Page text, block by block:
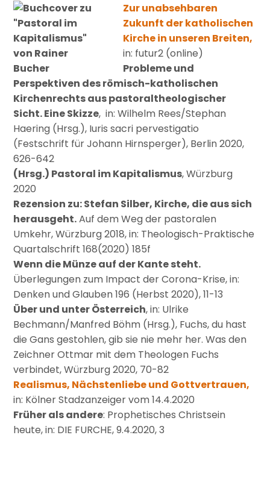
Zur unabsehbaren
Zukunft der katholischen
Kirche in unseren Breiten,
in: futur2 (online)
Probleme und
Perspektiven des römisch-katholischen
Kirchenrechts aus pastoraltheologischer
Sicht. Eine Skizze, in: Wilhelm Rees/Stephan
Haering (Hrsg.), Iuris sacri pervestigatio
(Festschrift für Johann Hirnsperger), Berlin 2020,
626-642
(Hrsg.) Pastoral im Kapitalismus, Würzburg
2020
Rezension zu: Stefan Silber, Kirche, die aus sich
herausgeht.Auf dem Weg der pastoralen
Umkehr, Würzburg 2018, in: Theologisch-Praktische
Quartalschrift 168(2020) 185f
Wenn die Münze auf der Kante steht.
Überlegungen zum Impact der Corona-Krise, in:
Denken und Glauben 196 (Herbst 2020), 11-13
Über und unter Österreich, in: Ulrike
Bechmann/Manfred Böhm (Hrsg.), Fuchs, du hast
die Gans gestohlen, gib sie nie mehr her. Was den
Zeichner Ottmar mit dem Theologen Fuchs
verbindet, Würzburg 2020, 70-82
Realismus, Nächstenliebe und Gottvertrauen,
in: Kölner Stadzanzeiger vom 14.4.2020
Früher als andere: Prophetisches Christsein
heute, in: DIE FURCHE, 9.4.2020, 3